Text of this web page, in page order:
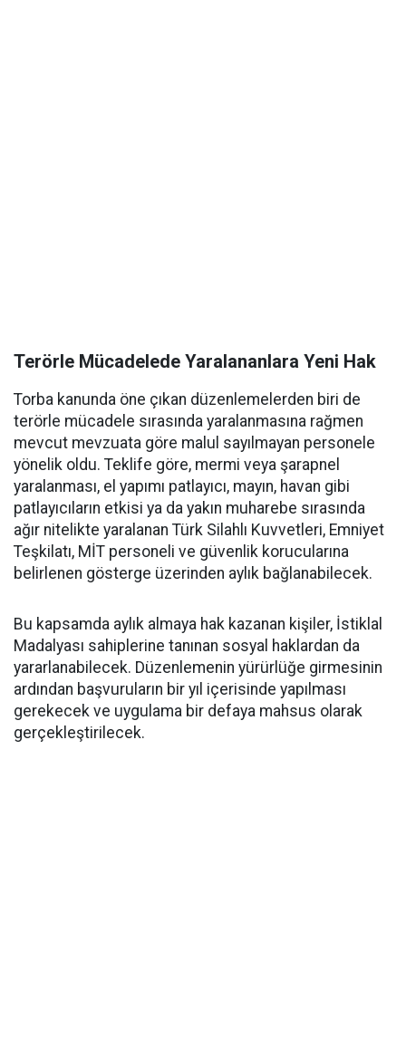
Terörle Mücadelede Yaralananlara Yeni Hak
Torba kanunda öne çıkan düzenlemelerden biri de
terörle mücadele sırasında yaralanmasına rağmen
mevcut mevzuata göre malul sayılmayan personele
yönelik oldu. Teklife göre, mermi veya şarapnel
yaralanması, el yapımı patlayıcı, mayın, havan gibi
patlayıcıların etkisi ya da yakın muharebe sırasında
ağır nitelikte yaralanan Türk Silahlı Kuvvetleri, Emniyet
Teşkilatı, MİT personeli ve güvenlik korucularına
belirlenen gösterge üzerinden aylık bağlanabilecek.
Bu kapsamda aylık almaya hak kazanan kişiler, İstiklal
Madalyası sahiplerine tanınan sosyal haklardan da
yararlanabilecek. Düzenlemenin yürürlüğe girmesinin
ardından başvuruların bir yıl içerisinde yapılması
gerekecek ve uygulama bir defaya mahsus olarak
gerçekleştirilecek.